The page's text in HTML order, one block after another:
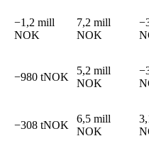
−1,2 mill
NOK
7,2 mill
NOK
−980 tNOK
5,2 mill
NOK
−308 tNOK
6,5 mill
NOK